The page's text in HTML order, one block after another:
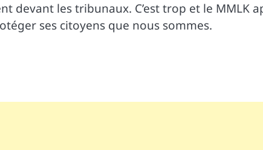
devant les tribunaux. C’est trop et le MMLK
ses citoyens que nous sommes.